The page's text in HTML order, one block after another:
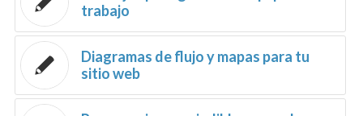
trabajo
Diagramas de flujo y mapas para tu
sitio web